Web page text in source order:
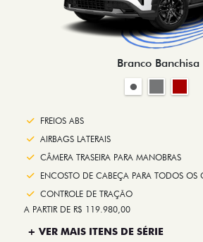
Branco Banchisa
FREIOS ABS
AIRBAGS LATERAIS
CÂMERA TRASEIRA PARA MANOBRAS
ENCOSTO DE CABEÇA PARA TODOS OS
CONTROLE DE TRAÇÃO
A PARTIR DE R$ 119.980,00
+ VER MAIS ITENS DE SÉRIE